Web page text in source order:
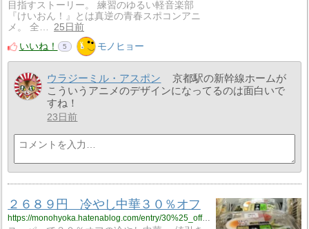
目指すストーリー。 練習のゆるい軽音楽部
『けいおん！』とは真逆の青春スポコンアニ
メ。 全…
25日前
いいね！
5 モノヒョー
ウラジーミル・アスポン
京都駅の新幹線ホームが
こういうアニメのデザインになってるのは面白いで
すね！
23日前
２６８９円 冷やし中華３０％オフ
https://monohyoka.hatenablog.com/entry/30%25_off_ramen?utm_source=feed